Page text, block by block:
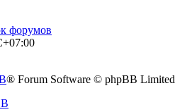
форумов
® Forum Software © phpBB Limited